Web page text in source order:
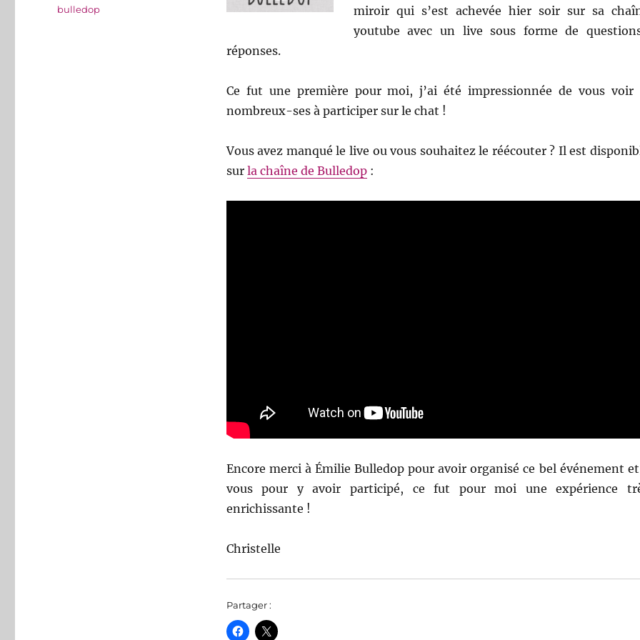
miroir qui s’est achevée hier soir sur sa
youtube avec un live sous forme de
réponses.
Ce fut une première pour moi, j’ai été impressionnée de vous voir
nombreux-ses à participer sur le chat !
Vous avez manqué le live ou vous souhaitez le réécouter ? Il est
sur la chaîne de Bulledop:
Encore merci à Émilie Bulledop pour avoir organisé ce bel événement
vous pour y avoir participé, ce fut pour moi une expérience
enrichissante !
Christelle
Partager :
Étiquettes
bulledop